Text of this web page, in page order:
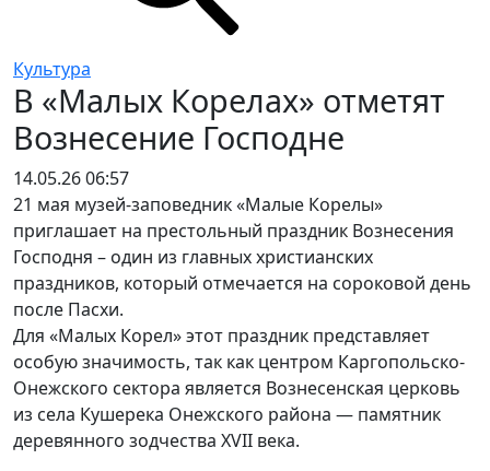
Культура
В «Малых Корелах» отметят
Вознесение Господне
14.05.26 06:57
21 мая музей-заповедник «Малые Корелы»
приглашает на престольный праздник Вознесения
Господня – один из главных христианских
праздников, который отмечается на сороковой день
после Пасхи.
Для «Малых Корел» этот праздник представляет
особую значимость, так как центром Каргопольско-
Онежского сектора является Вознесенская церковь
из села Кушерека Онежского района — памятник
деревянного зодчества XVII века.